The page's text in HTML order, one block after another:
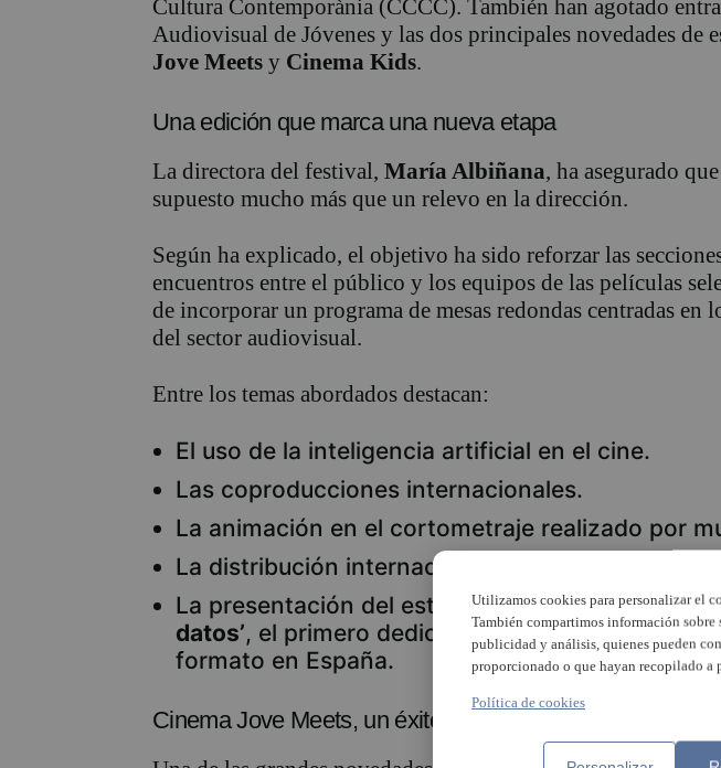
Cultura Contemporània (CCCC). También han agotado
Audiovisual de Jóvenes y las dos principales novedades de
Jove Meets y Cinema Kids.
Una edición que marca una nueva etapa
La directora del festival, María Albiñana, ha asegurado
supuesto mucho más que un relevo en la dirección.
Según ha explicado, el objetivo ha sido reforzar las
encuentros entre el público y los equipos de las películas
de incorporar un programa de mesas redondas centradas en
del sector audiovisual.
Entre los temas abordados destacan:
El uso de la inteligencia artificial en el cine.
Las coproducciones internacionales.
La animación en el cortometraje realizado por
La distribución internacional de largometrajes.
La presentación del estudio‘El cortometraje
datos’, el primero dedicado a analizar
formato en España.
Cinema Jove Meets, un éxito entre los profesionales
Utilizamos cookies para personalizar el
También compartimos información sobre
publicidad y análisis, quienes pueden
proporcionado o que hayan recopilado a
Política de cookies